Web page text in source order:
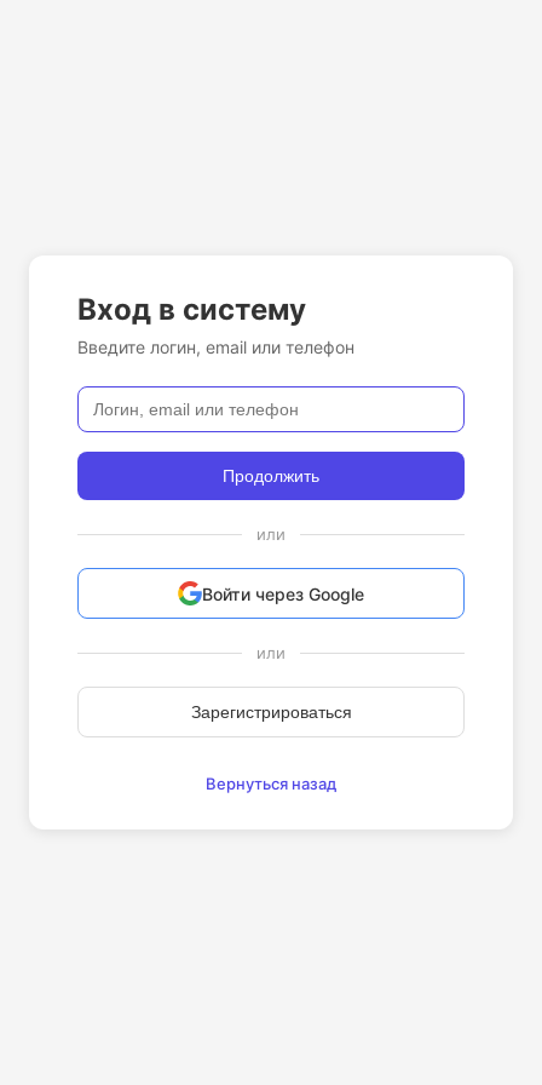
Вход в систему
Введите логин, email или телефон
Продолжить
или
Войти через Google
или
Зарегистрироваться
Вернуться назад